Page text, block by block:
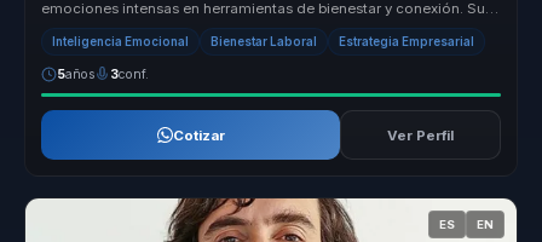
emociones intensas en herramientas de bienestar y conexión. Su
enfoque único com...
Inteligencia Emocional Bienestar Laboral Estrategia Empresarial
5años 3conf.
Cotizar Ver Perfil
ES EN